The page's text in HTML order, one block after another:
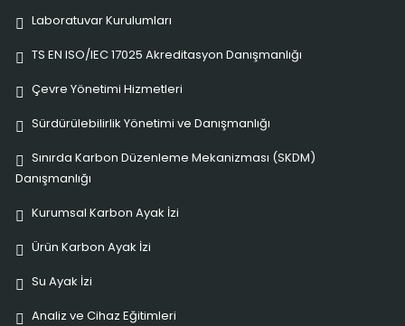
Laboratuvar Kurulumları
TS EN ISO/IEC 17025 Akreditasyon Danışmanlığı
Çevre Yönetimi Hizmetleri
Sürdürülebilirlik Yönetimi ve Danışmanlığı
Sınırda Karbon Düzenleme Mekanizması (SKDM)
Danışmanlığı
Kurumsal Karbon Ayak İzi
Ürün Karbon Ayak İzi
Su Ayak İzi
Analiz ve Cihaz Eğitimleri